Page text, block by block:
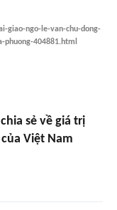
giao-ngo-le-van-chu-dong-
404881.html
sẻ về giá trị
Việt Nam